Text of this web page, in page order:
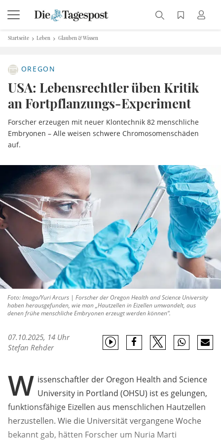
Startseite Leben Glauben & Wissen
OREGON
USA: Lebensrechtler üben Kritik
an Fortpflanzungs-Experiment
Forscher erzeugen mit neuer Klontechnik 82 menschliche
Embryonen – Alle weisen schwere Chromosomenschäden
auf.
Foto: Imago/Yuri Arcurs | Forscher der Oregon Health and Science University
haben herausgefunden, wie man „Hautzellen in Eizellen umwandelt, aus
denen frühe menschliche Embryonen erzeugt werden können“.
07.10.2025, 14 Uhr
Stefan Rehder
W issenschaftler der Oregon Health and Science
University in Portland (OHSU) ist es gelungen,
funktionsfähige Eizellen aus menschlichen Hautzellen
herzustellen. Wie die Universität vergangene Woche
bekannt gab, hätten Forscher um Nuria Marti